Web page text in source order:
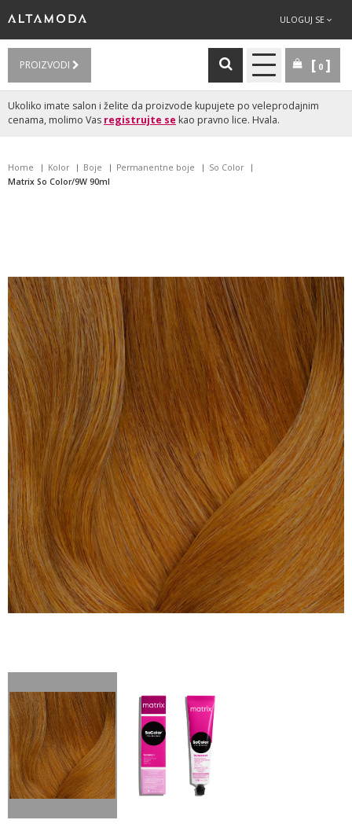
ULOGUJ SE
PROIZVODI 0
Ukoliko imate salon i želite da proizvode kupujete po veleprodajnim
cenama, molimo Vas registrujte se kao pravno lice. Hvala.
Home Kolor Boje Permanentne boje
So Color
Matrix So Color/9W 90ml